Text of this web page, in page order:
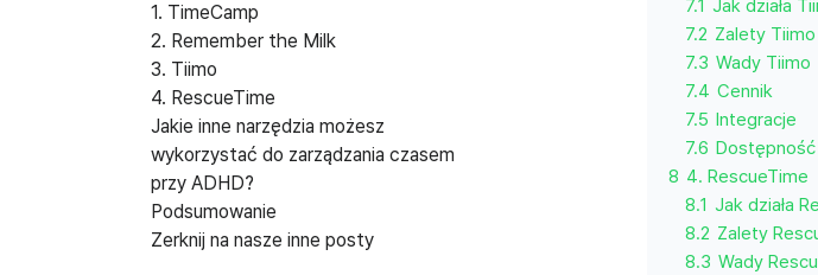
1. TimeCamp
2. Remember the Milk
3. Tiimo
4. RescueTime
Jakie inne narzędzia możesz
wykorzystać do zarządzania czasem
przy ADHD?
Podsumowanie
Zerknij na nasze inne posty
7.1 Jak działa
7.2 Zalety Tiimo
7.3 Wady Tiimo
7.4 Cennik
7.5 Integracje
7.6 Dostępność
8 4. RescueTime
8.1 Jak działa
8.2 Zalety
8.3 Wady